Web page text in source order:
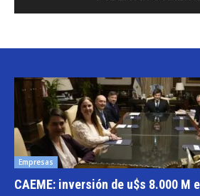
Empresas
CAEME: inversión de u$s 8.000 M